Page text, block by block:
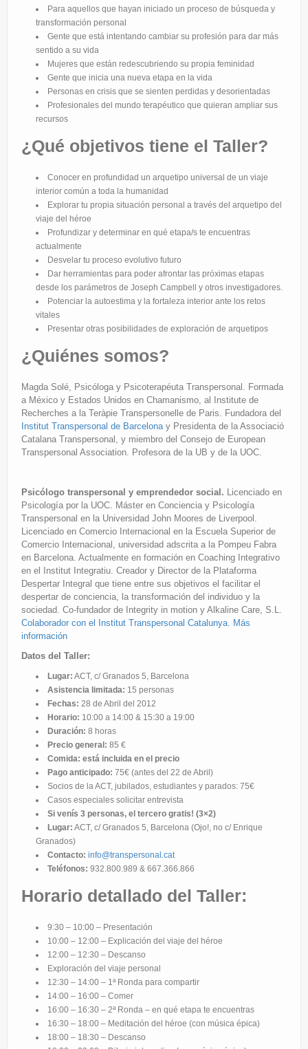
Para aquellos que hayan iniciado un proceso de búsqueda y
transformación personal
Gente que está intentando cambiar su profesión para dar más
sentido a su vida
Mujeres que están redescubriendo su propia feminidad
Gente que inicia una nueva etapa en la vida
Personas en crisis que se sienten perdidas y desorientadas
Profesionales del mundo terapéutico que quieran ampliar sus
recursos
¿Qué objetivos tiene el Taller?
Conocer en profundidad un arquetipo universal de un viaje
interior común a toda la humanidad
Explorar tu propia situación personal a través del arquetipo del
viaje del héroe
Profundizar y determinar en qué etapa/s te encuentras
actualmente
Desvelar tu proceso evolutivo futuro
Dar herramientas para poder afrontar las próximas etapas
desde los parámetros de Joseph Campbell y otros investigadores.
Potenciar la autoestima y la fortaleza interior ante los retos
vitales
Presentar otras posibilidades de exploración de arquetipos
¿Quiénes somos?
Magda Solé, Psicóloga y Psicoterapéuta Transpersonal. Formada
a México y Estados Unidos en Chamanismo, al Institute de
Recherches a la Teràpie Transpersonelle de Paris. Fundadora del
Institut Transpersonal de Barcelona y Presidenta de la Associació
Catalana Transpersonal, y miembro del Consejo de European
Transpersonal Association. Profesora de la UB y de la UOC.
Psicólogo transpersonal y emprendedor social. Licenciado en
Psicología por la UOC. Máster en Conciencia y Psicología
Transpersonal en la Universidad John Moores de Liverpool.
Licenciado en Comercio Internacional en la Escuela Superior de
Comercio Internacional, universidad adscrita a la Pompeu Fabra
en Barcelona. Actualmente en formación en Coaching Integrativo
en el Institut Integratiu. Creador y Director de la Plataforma
Despertar Integral que tiene entre sus objetivos el facilitar el
despertar de conciencia, la transformación del individuo y la
sociedad. Co-fundador de Integrity in motion y Alkaline Care, S.L.
Colaborador con el Institut Transpersonal Catalunya. Más
información
Datos del Taller:
Lugar: ACT, c/ Granados 5, Barcelona
Asistencia limitada: 15 personas
Fechas: 28 de Abril del 2012
Horario: 10:00 a 14:00 & 15:30 a 19:00
Duración: 8 horas
Precio general: 85 €
Comida: está incluida en el precio
Pago anticipado: 75€ (antes del 22 de Abril)
Socios de la ACT, jubilados, estudiantes y parados: 75€
Casos especiales solicitar entrevista
Si venís 3 personas, el tercero gratis! (3×2)
Lugar: ACT, c/ Granados 5, Barcelona (Ojo!, no c/ Enrique
Granados)
Contacto: info@transpersonal.cat
Teléfonos: 932.800.989 & 667.366.866
Horario detallado del Taller:
9:30 – 10:00 – Presentación
10:00 – 12:00 – Explicación del viaje del héroe
12:00 – 12:30 – Descanso
Exploración del viaje personal
12:30 – 14:00 – 1ª Ronda para compartir
14:00 – 16:00 – Comer
16:00 – 16:30 – 2ª Ronda – en qué etapa te encuentras
16:30 – 18:00 – Meditación del héroe (con música épica)
18:00 – 18:30 – Descanso